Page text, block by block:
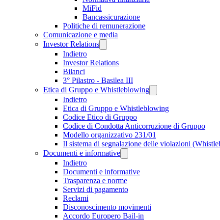
MiFid
Bancassicurazione
Politiche di remunerazione
Comunicazione e media
Investor Relations
Indietro
Investor Relations
Bilanci
3° Pilastro - Basilea III
Etica di Gruppo e Whistleblowing
Indietro
Etica di Gruppo e Whistleblowing
Codice Etico di Gruppo
Codice di Condotta Anticorruzione di Gruppo
Modello organizzativo 231/01
Il sistema di segnalazione delle violazioni
Documenti e informative
Indietro
Documenti e informative
Trasparenza e norme
Servizi di pagamento
Reclami
Disconoscimento movimenti
Accordo Europero Bail-in